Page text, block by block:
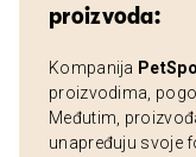
proizvoda:
Kompanija
proizvodima,
Međutim,
unapređuju svoje